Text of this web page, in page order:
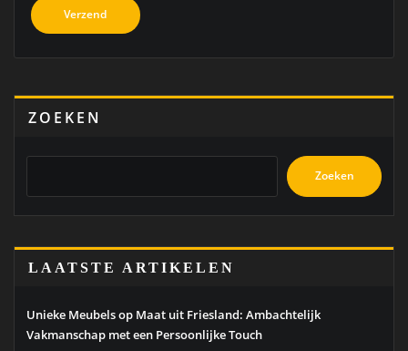
ZOEKEN
Zoeken
LAATSTE ARTIKELEN
Unieke Meubels op Maat uit Friesland: Ambachtelijk
Vakmanschap met een Persoonlijke Touch